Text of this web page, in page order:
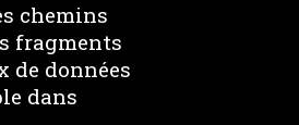
chemins
fragments
de données
dans